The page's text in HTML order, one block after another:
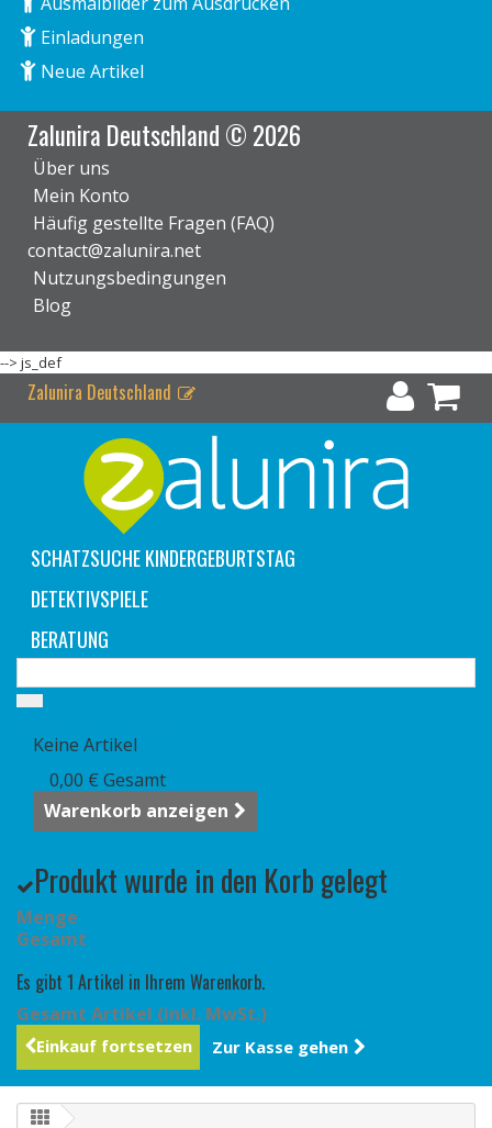
Einladungen
Neue Artikel
Zalunira Deutschland © 2026
Über uns
Mein Konto
Häufig gestellte Fragen (FAQ)
contact@zalunira.net
Nutzungsbedingungen
Blog
--> js_def
Zalunira Deutschland
SCHATZSUCHE KINDERGEBURTSTAG
DETEKTIVSPIELE
BERATUNG
Keine Artikel
0,00 € Gesamt
Warenkorb anzeigen
Produkt wurde in den Korb gelegt
Menge
Gesamt
Es gibt 1 Artikel in Ihrem Warenkorb.
Gesamt Artikel (inkl. MwSt.)
Einkauf fortsetzen Zur Kasse gehen